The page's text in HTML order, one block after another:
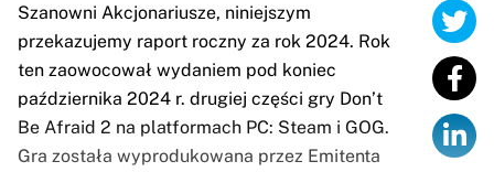
Szanowni Akcjonariusze, niniejszym
przekazujemy raport roczny za rok 2024. Rok
ten zaowocował wydaniem pod koniec
października 2024 r. drugiej części gry Don’t
Be Afraid 2 na platformach PC: Steam i GOG.
Gra została wyprodukowana przez Emitenta